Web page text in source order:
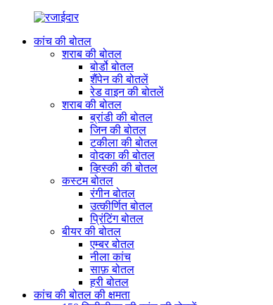
कांच की बोतल
शराब की बोतल
बोर्डो बोतल
शैंपेन की बोतलें
रेड वाइन की बोतलें
शराब की बोतल
ब्रांडी की बोतल
जिन की बोतल
टकीला की बोतल
वोदका की बोतल
व्हिस्की की बोतल
कस्टम बोतल
रंगीन बोतल
उत्कीर्णित बोतल
प्रिंटिंग बोतल
बीयर की बोतल
एम्बर बोतल
नीला कांच
साफ़ बोतल
हरी बोतल
कांच की बोतल की क्षमता